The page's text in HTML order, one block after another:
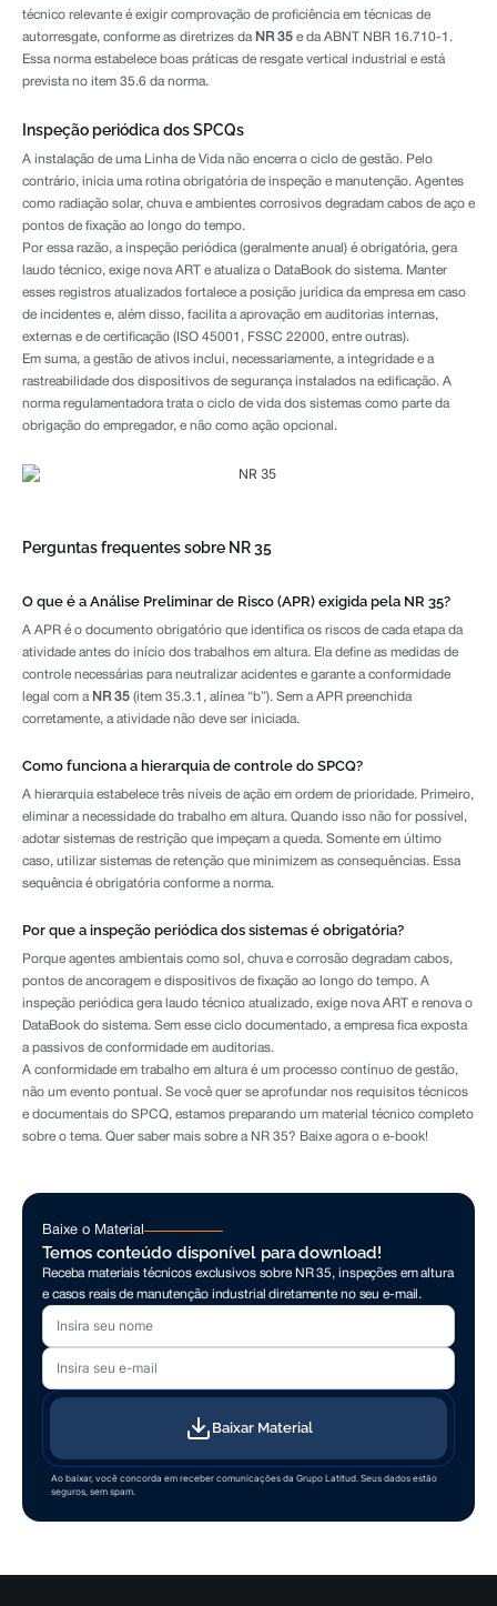
técnico relevante é exigir comprovação de proficiência em técnicas de
autorresgate, conforme as diretrizes da NR 35 e da ABNT NBR 16.710-1.
Essa norma estabelece boas práticas de resgate vertical industrial e está
prevista no item 35.6 da norma.
Inspeção periódica dos SPCQs
A instalação de uma Linha de Vida não encerra o ciclo de gestão. Pelo
contrário, inicia uma rotina obrigatória de inspeção e manutenção. Agentes
como radiação solar, chuva e ambientes corrosivos degradam cabos de aço e
pontos de fixação ao longo do tempo.
Por essa razão, a inspeção periódica (geralmente anual) é obrigatória, gera
laudo técnico, exige nova ART e atualiza o DataBook do sistema. Manter
esses registros atualizados fortalece a posição jurídica da empresa em caso
de incidentes e, além disso, facilita a aprovação em auditorias internas,
externas e de certificação (ISO 45001, FSSC 22000, entre outras).
Em suma, a gestão de ativos inclui, necessariamente, a integridade e a
rastreabilidade dos dispositivos de segurança instalados na edificação. A
norma regulamentadora trata o ciclo de vida dos sistemas como parte da
obrigação do empregador, e não como ação opcional.
Perguntas frequentes sobre NR 35
O que é a Análise Preliminar de Risco (APR) exigida pela NR 35?
A APR é o documento obrigatório que identifica os riscos de cada etapa da
atividade antes do início dos trabalhos em altura. Ela define as medidas de
controle necessárias para neutralizar acidentes e garante a conformidade
legal com a NR 35 (item 35.3.1, alínea “b”). Sem a APR preenchida
corretamente, a atividade não deve ser iniciada.
Como funciona a hierarquia de controle do SPCQ?
A hierarquia estabelece três níveis de ação em ordem de prioridade. Primeiro,
eliminar a necessidade do trabalho em altura. Quando isso não for possível,
adotar sistemas de restrição que impeçam a queda. Somente em último
caso, utilizar sistemas de retenção que minimizem as consequências. Essa
sequência é obrigatória conforme a norma.
Por que a inspeção periódica dos sistemas é obrigatória?
Porque agentes ambientais como sol, chuva e corrosão degradam cabos,
pontos de ancoragem e dispositivos de fixação ao longo do tempo. A
inspeção periódica gera laudo técnico atualizado, exige nova ART e renova o
DataBook do sistema. Sem esse ciclo documentado, a empresa fica exposta
a passivos de conformidade em auditorias.
A conformidade em trabalho em altura é um processo contínuo de gestão,
não um evento pontual. Se você quer se aprofundar nos requisitos técnicos
e documentais do SPCQ, estamos preparando um material técnico completo
sobre o tema. Quer saber mais sobre a NR 35? Baixe agora o e-book!
Baixe o Material
Temos conteúdo disponível para download!
Receba materiais técnicos exclusivos sobre NR 35, inspeções em altura
e casos reais de manutenção industrial diretamente no seu e-mail.
Seu nome
Seu e-mail
Baixar Material
Ao baixar, você concorda em receber comunicações da Grupo Latitud. Seus dados estão
seguros, sem spam.